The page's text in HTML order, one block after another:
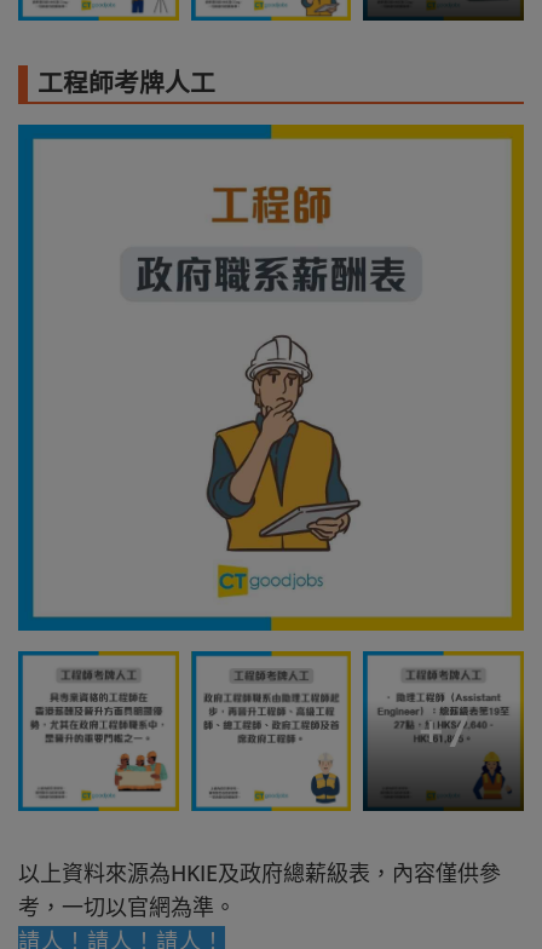
工程師考牌人工
+7
以上資料來源為HKIE及政府總薪級表，內容僅供參
考，一切以官網為準。
請人！請人！請人！